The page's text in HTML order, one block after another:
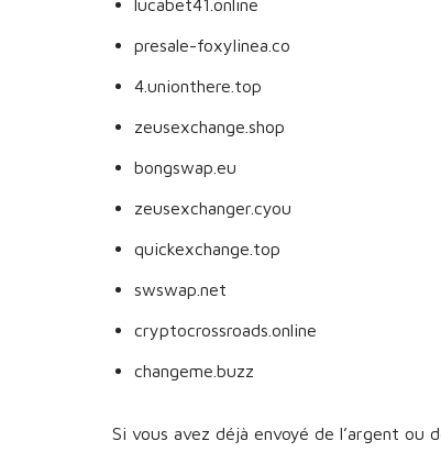
lucabet41.online
presale-foxylinea.co
4.unionthere.top
zeusexchange.shop
bongswap.eu
zeusexchanger.cyou
quickexchange.top
swswap.net
cryptocrossroads.online
changeme.buzz
Si vous avez déjà envoyé de l’argent ou